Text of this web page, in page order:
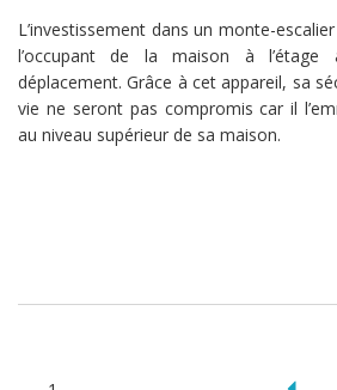
L’investissement dans un monte-
l’occupant de la maison à
déplacement. Grâce à cet appareil, sa
vie ne seront pas compromis car il
au niveau supérieur de sa maison.